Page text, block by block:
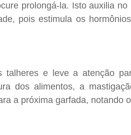
prolongá-la. Isto auxilia
pois estimula os
talheres e leve a atenção
dos alimentos, a
a próxima garfada, notando